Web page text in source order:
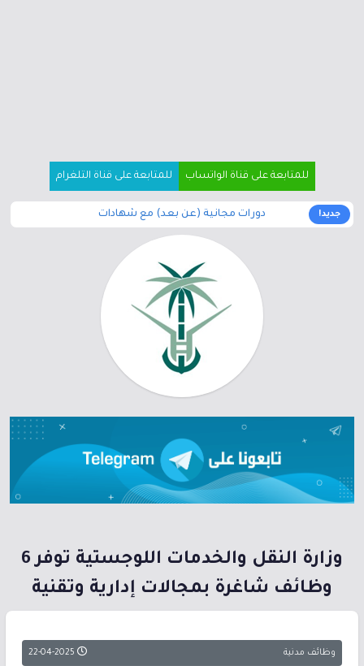
للمتابعة على قناة الواتساب للمتابعة على قناة التلغرام
جديد! دورات مجانية (عن بعد) مع شهادات
وزارة النقل والخدمات اللوجستية توفر 6
وظائف شاغرة بمجالات إدارية وتقنية
وظائف مدنية 22-04-2025